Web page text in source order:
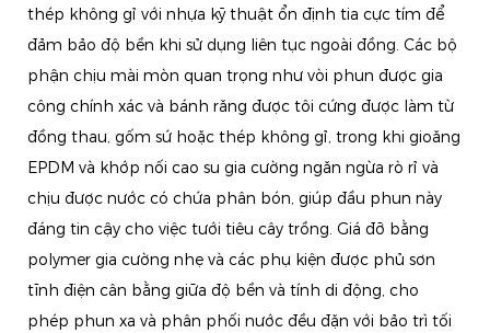
thép không gỉ với nhựa kỹ thuật ổn định tia cực tím để
đảm bảo độ bền khi sử dụng liên tục ngoài đồng. Các bộ
phận chịu mài mòn quan trọng như vòi phun được gia
công chính xác và bánh răng được tôi cứng được làm từ
đồng thau, gốm sứ hoặc thép không gỉ, trong khi gioăng
EPDM và khớp nối cao su gia cường ngăn ngừa rò rỉ và
chịu được nước có chứa phân bón, giúp đầu phun này
đáng tin cậy cho việc tưới tiêu cây trồng. Giá đỡ bằng
polymer gia cường nhẹ và các phụ kiện được phủ sơn
tĩnh điện cân bằng giữa độ bền và tính di động, cho
phép phun xa và phân phối nước đều đặn với bảo trì tối